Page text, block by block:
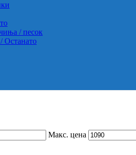
/ песок
Останато
Макс. цена